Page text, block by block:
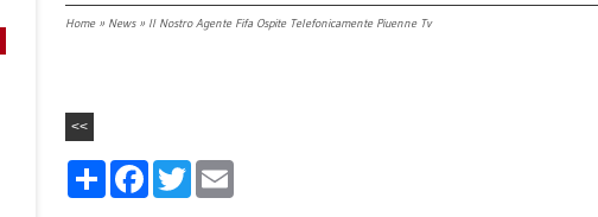
Home» News» Il Nostro Agente Fifa Ospite Telefonicamente Piuenne Tv
<<
Share FacebookTwitter